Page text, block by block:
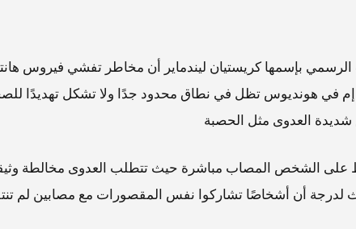
بإسمها كريستيان ليندماير أن مخاطر تفشي فيروس
إم في هونديوس تظل في نطاق محدود جدًا ولا تشكل تهديدًا
شديدة العدوى مثل الحصبة
على الشخص المصاب مباشرة حيث تتطلب العدوى مخالطة
لدرجة أن أشخاصًا تشاركوا نفس المقصورات مع مصابين لم